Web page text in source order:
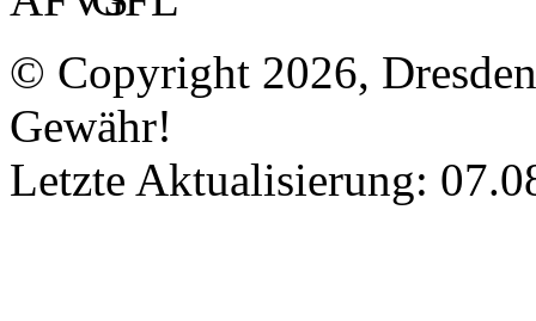
© Copyright 2026,
Gewähr!
Letzte Aktualisierung: